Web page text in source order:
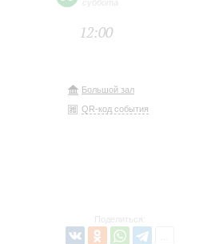
суббота
12:00
Большой зал
QR-код события
Поделиться: